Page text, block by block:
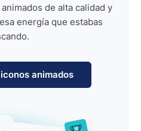
de alta calidad y
energía que estabas
animados